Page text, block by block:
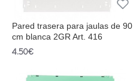
Pared trasera para jaulas de 90
cm blanca 2GR Art. 416
4.50€